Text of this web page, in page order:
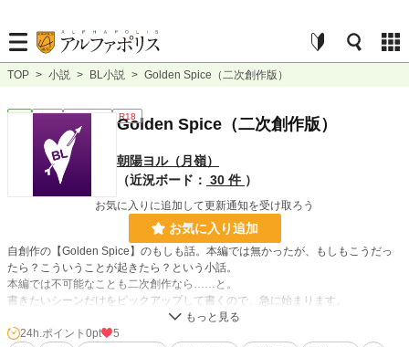
TOP > 小説 > BL小説 > Golden Spice（二次創作版）
完結 ｼｮｰﾄｼｮｰﾄ R18
Golden Spice（二次創作版）
朝陽ヨル（月嶺）
（近況ボード： 30 件 ）
お気に入りに追加して更新通知を受け取ろう
お気に入り追加
自創作の【Golden Spice】のもしも話。本編では無かったが、もしもこうだっ
たら？こういうことが起きたら？という小話。
本編では不可能なことも二次創作なら……と。
書きたいシーンだけをピックアップして書くので、急に始まります。
小説 228,832 位 / 228,832 件
24h.ポイント 0pt
5